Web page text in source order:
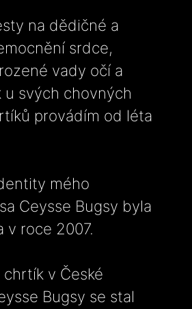
na dědičné a
srdce,
vady očí a
u svých chovných
provádím od léta
mého
Ceysse Bugsy byla
v roce 2007.
v České
Bugsy se stal